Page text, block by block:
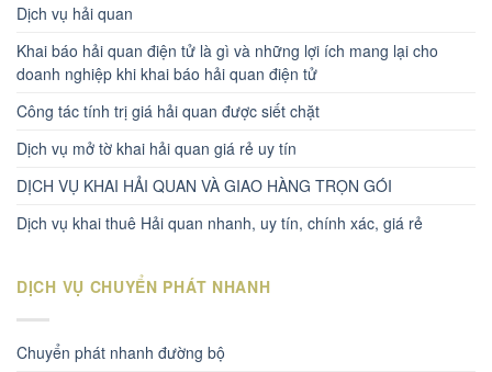
Dịch vụ hải quan
Khai báo hải quan điện tử là gì và những lợi ích mang lại cho
doanh nghiệp khi khai báo hải quan điện tử
Công tác tính trị giá hải quan được siết chặt
Dịch vụ mở tờ khai hải quan giá rẻ uy tín
DỊCH VỤ KHAI HẢI QUAN VÀ GIAO HÀNG TRỌN GÓI
Dịch vụ khai thuê Hải quan nhanh, uy tín, chính xác, giá rẻ
DỊCH VỤ CHUYỂN PHÁT NHANH
Chuyển phát nhanh đường bộ